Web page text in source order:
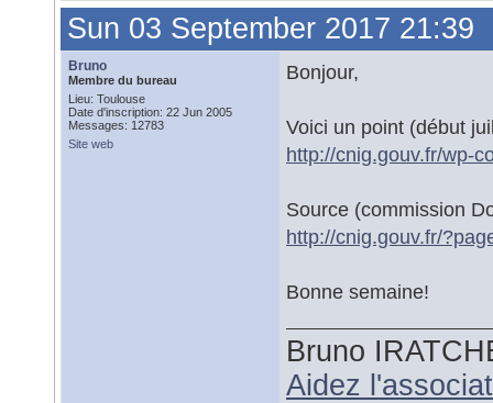
Sun 03 September 2017 21:39
Bruno
Membre du bureau
Lieu: Toulouse
Date d'inscription: 22 Jun 2005
Messages: 12783
Site web
Bonjour,
Voici un point (début
http://cnig.gouv.fr/wp-
Source (commission
http://cnig.gouv.fr/
Bonne semaine!
Bruno
Aidez